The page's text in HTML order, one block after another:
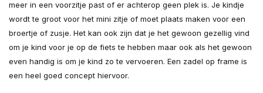
meer in een voorzitje past of er achterop geen plek is. Je kindje
wordt te groot voor het mini zitje of moet plaats maken voor een
broertje of zusje. Het kan ook zijn dat je het gewoon gezellig vind
om je kind voor je op de fiets te hebben maar ook als het gewoon
even handig is om je kind zo te vervoeren. Een zadel op frame is
een heel goed concept hiervoor.